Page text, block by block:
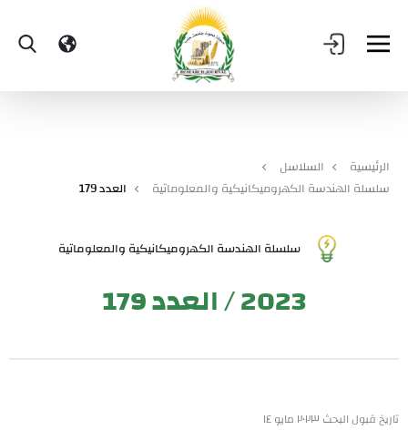
الرئيسية
السلاسل
سلسلة الهندسة الكهروميكانيكية والمعلوماتية
العدد 179
سلسلة الهندسة الكهروميكانيكية والمعلوماتية
2023 / العدد 179
تاريخ قبول البحث ٢٠٢٣ مايو ١٤